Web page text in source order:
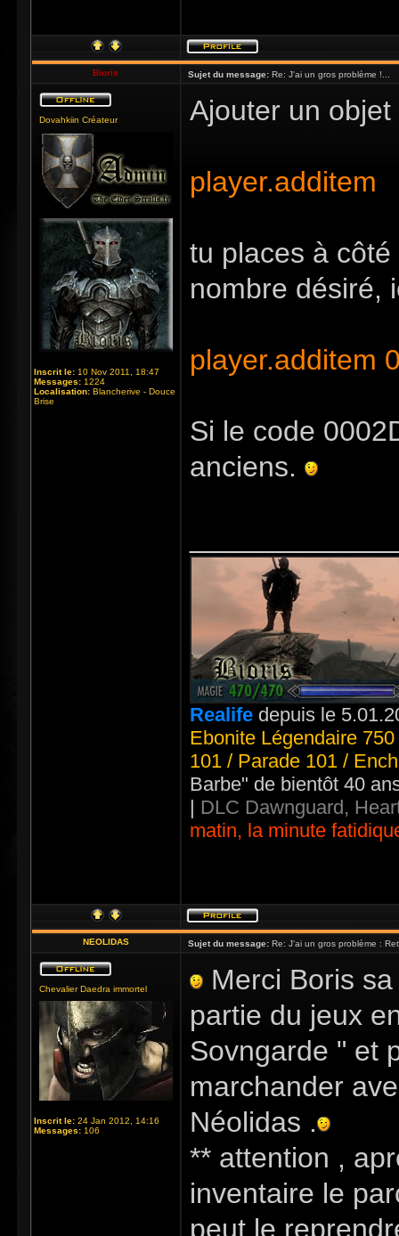
Bioris Sujet du message: Re: J'ai un gros problème !...
Dovahkiin Créateur
Inscrit le: 10 Nov 2011, 18:47
Messages: 1224
Localisation: Blancherive - Douce
Brise
Ajouter un
player.additem
tu places à
nombre désiré,
player.additem
Si le code
anciens.
Realife depuis le
Ebonite Légendaire
101 / Parade 101 /
Barbe" de bientôt 40
| DLC Dawnguard,
matin, la minute
NEOLIDAS Sujet du message: Re: J'ai un gros problème :
Chevalier Daedra immortel
Inscrit le: 24 Jan 2012, 14:16
Messages: 106
Merci Boris
partie du jeux
Sovngarde " et
marchander
Néolidas .
** attention ,
inventaire le
peut le